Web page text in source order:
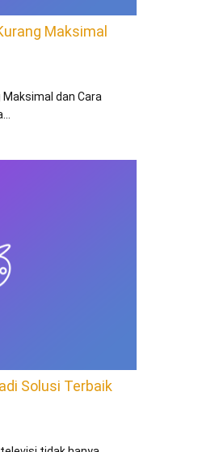
Maksimal
dan Cara
Solusi Terbaik